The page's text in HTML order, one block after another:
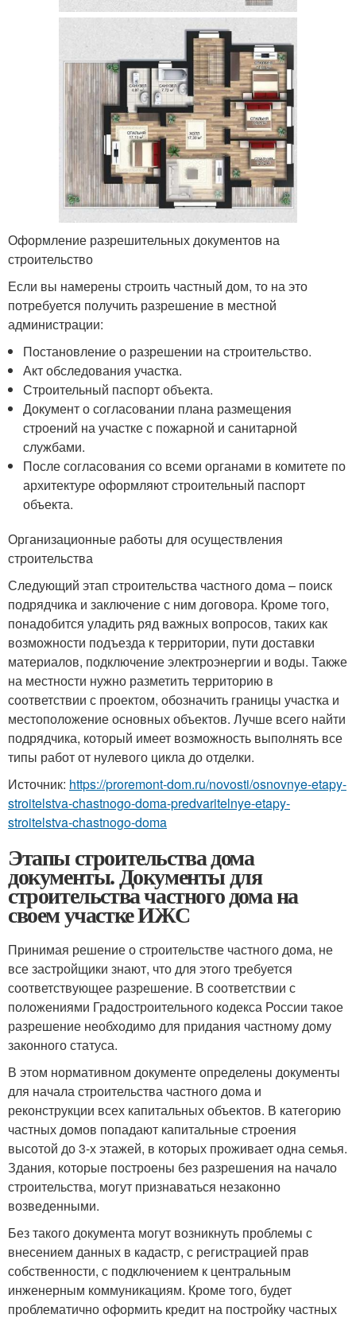
Оформление разрешительных документов на
строительство
Если вы намерены строить частный дом, то на это
потребуется получить разрешение в местной
администрации:
Постановление о разрешении на строительство.
Акт обследования участка.
Строительный паспорт объекта.
Документ о согласовании плана размещения
строений на участке с пожарной и санитарной
службами.
После согласования со всеми органами в комитете по
архитектуре оформляют строительный паспорт
объекта.
Организационные работы для осуществления
строительства
Следующий этап строительства частного дома – поиск
подрядчика и заключение с ним договора. Кроме того,
понадобится уладить ряд важных вопросов, таких как
возможности подъезда к территории, пути доставки
материалов, подключение электроэнергии и воды. Также
на местности нужно разметить территорию в
соответствии с проектом, обозначить границы участка и
местоположение основных объектов. Лучше всего найти
подрядчика, который имеет возможность выполнять все
типы работ от нулевого цикла до отделки.
Источник: https://proremont-dom.ru/novosti/osnovnye-etapy-
stroitelstva-chastnogo-doma-predvaritelnye-etapy-
stroitelstva-chastnogo-doma
Этапы строительства дома
документы. Документы для
строительства частного дома на
своем участке ИЖС
Принимая решение о строительстве частного дома, не
все застройщики знают, что для этого требуется
соответствующее разрешение. В соответствии с
положениями Градостроительного кодекса России такое
разрешение необходимо для придания частному дому
законного статуса.
В этом нормативном документе определены документы
для начала строительства частного дома и
реконструкции всех капитальных объектов. В категорию
частных домов попадают капитальные строения
высотой до 3-х этажей, в которых проживает одна семья.
Здания, которые построены без разрешения на начало
строительства, могут признаваться незаконно
возведенными.
Без такого документа могут возникнуть проблемы с
внесением данных в кадастр, с регистрацией прав
собственности, с подключением к центральным
инженерным коммуникациям. Кроме того, будет
проблематично оформить кредит на постройку частных